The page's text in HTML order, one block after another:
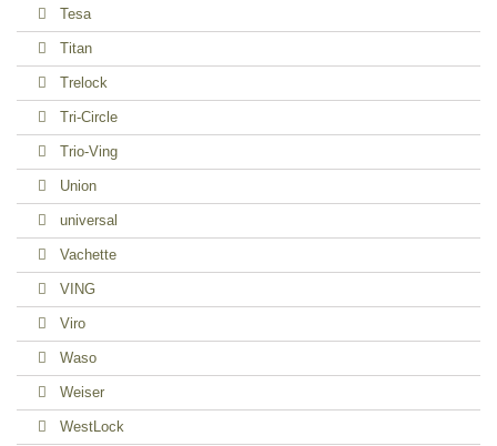
Tesa
Titan
Trelock
Tri-Circle
Trio-Ving
Union
universal
Vachette
VING
Viro
Waso
Weiser
WestLock